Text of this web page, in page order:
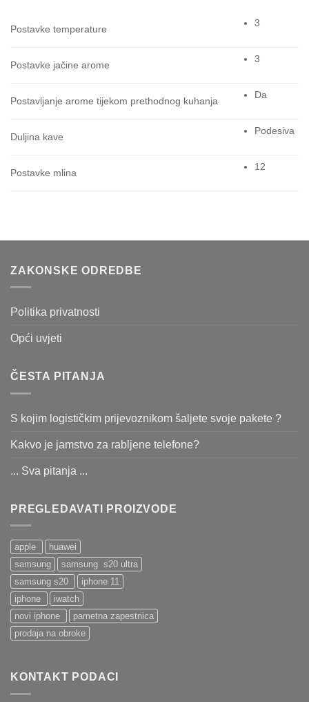
Postavke temperature
3
Postavke jačine arome
3
Postavljanje arome tijekom prethodnog kuhanja
Da
Duljina kave
Podesiva
Postavke mlina
12
ZAKONSKE ODREDBE
Politika privatnosti
Opći uvjeti
ČESTA PITANJA
S kojim logističkim prijevoznikom šaljete svoje pakete ?
Kakvo je jamstvo za rabljene telefone?
... Sva pitanja ...
PREGLEDAVATI PROIZVODE
apple
huawei
samsung
samsung s20 ultra
samsung s20
iphone 11
iphone
iwatch
novi iphone
pametna zapestnica
prodaja na obroke
KONTAKT PODACI